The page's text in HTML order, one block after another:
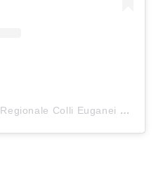
Un post condiviso da Parco Regionale Colli Euganei (@parco_regionale_colli_euganei)